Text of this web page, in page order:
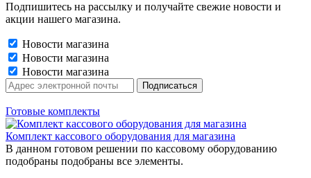
Подпишитесь на рассылку и получайте свежие новости и
акции нашего магазина.
Новости магазина
Новости магазина
Новости магазина
Готовые комплекты
Комплект кассового оборудования для магазина
В данном готовом решении по кассовому оборудованию
подобраны подобраны все элементы.